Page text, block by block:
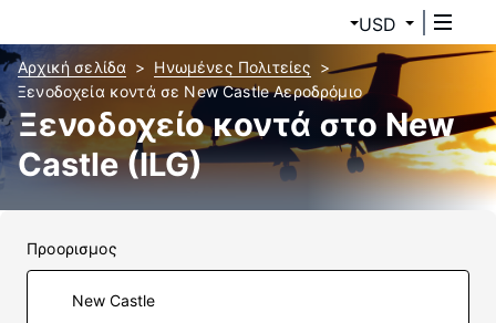
USD
Αρχική σελίδα
Ηνωμένες Πολιτείες
Ξενοδοχεία κοντά σε New Castle Αεροδρόμιο
Ξενοδοχείο κοντά στο New
Castle (ILG)
Προορισμος